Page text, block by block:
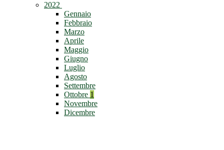
2022
Gennaio
Febbraio
Marzo
Aprile
Maggio
Giugno
Luglio
Agosto
Settembre
Ottobre 1
Novembre
Dicembre